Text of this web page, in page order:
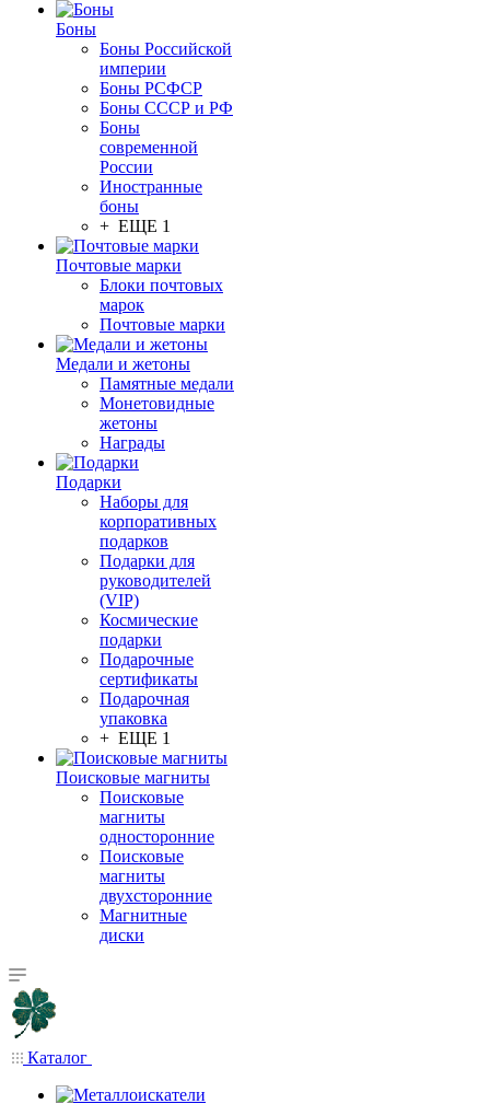
Боны
Боны Российской
империи
Боны РСФСР
Боны СССР и РФ
Боны
современной
России
Иностранные
боны
+ ЕЩЕ 1
Почтовые марки
Блоки почтовых
марок
Почтовые марки
Медали и жетоны
Памятные медали
Монетовидные
жетоны
Награды
Подарки
Наборы для
корпоративных
подарков
Подарки для
руководителей
(VIP)
Космические
подарки
Подарочные
сертификаты
Подарочная
упаковка
+ ЕЩЕ 1
Поисковые магниты
Поисковые
магниты
односторонние
Поисковые
магниты
двухсторонние
Магнитные
диски
Каталог